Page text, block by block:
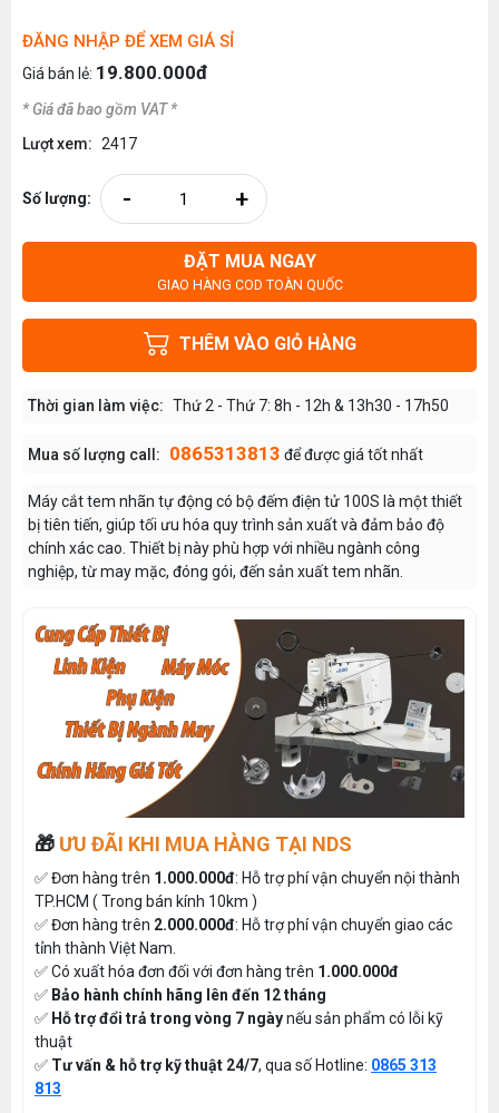
ĐĂNG NHẬP ĐỂ XEM GIÁ SỈ
Giá bán lẻ: 19.800.000đ
* Giá đã bao gồm VAT *
Lượt xem: 2417
Số lượng: - +
ĐẶT MUA NGAY
GIAO HÀNG COD TOÀN QUỐC
THÊM VÀO GIỎ HÀNG
Thời gian làm việc: Thứ 2 - Thứ 7: 8h - 12h & 13h30 - 17h50
Mua số lượng call: 0865313813 để được giá tốt nhất
Máy cắt tem nhãn tự động có bộ đếm điện tử 100S là một thiết
bị tiên tiến, giúp tối ưu hóa quy trình sản xuất và đảm bảo độ
chính xác cao. Thiết bị này phù hợp với nhiều ngành công
nghiệp, từ may mặc, đóng gói, đến sản xuất tem nhãn.
🎁 ƯU ĐÃI KHI MUA HÀNG TẠI NDS
✅ Đơn hàng trên 1.000.000đ: Hỗ trợ phí vận chuyển nội thành
TP.HCM ( Trong bán kính 10km )
✅ Đơn hàng trên 2.000.000đ: Hỗ trợ phí vận chuyển giao các
tỉnh thành Việt Nam.
✅ Có xuất hóa đơn đối với đơn hàng trên 1.000.000đ
✅ Bảo hành chính hãng lên đến 12 tháng
✅ Hỗ trợ đổi trả trong vòng 7 ngàynếu sản phẩm có lỗi kỹ
thuật
✅ Tư vấn & hỗ trợ kỹ thuật 24/7, qua số Hotline: 0865 313
813